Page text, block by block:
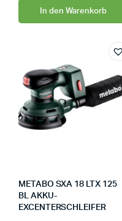
In den Warenkorb
METABO SXA 18 LTX 125
BL AKKU-
EXCENTERSCHLEIFER